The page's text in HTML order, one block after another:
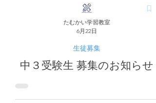
たむかい学習教室
生徒募集
中３受験生 募集のお知らせ